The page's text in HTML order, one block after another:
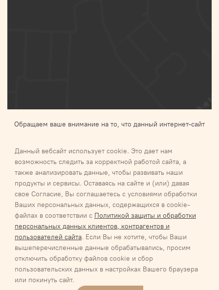
Данный вебсайт использует cookie. Это дает нам
возможность следить за корректной работой сайта, а
также анализировать данные, чтобы развивать наши
продукты и сервисы. Оставаясь на сайте и (или) давая
свое Согласие, Вы соглашаетесь с условиями обработки
Ваших персональных данных, содержащихся в cookie-
файлах в соответствии с Политикой защиты и обработки
персональных данных клиентов, контрагентов и
пользователей сайта. Если Вы не хотите, чтобы Ваши
вышеперечисленные данные обрабатывались, просим
отключить обработку файлов cookie и сбор
пользовательских данных в настройках Вашего браузера
или покинуть сайт.
Обращаем ваше внимание на то, что данный интернет-сайт
определяемой положениями Статьи 437 п.2 Гражданского
кодекса Российской Федерации.Для получения подробной
информации о наличии и стоимости указанных товаров и (или)
услуг, пожалуйста, обращайтесь к менеджеру
Галактика 2027Карта сайта
Соглашение об обработке персональных данных
Соглашение об обработке персональных данных
Обязательство о неразглашении информации, содержащей
персональные данные
Политика/положение обработки персональных данных ООО
«РЕСТОФУД»